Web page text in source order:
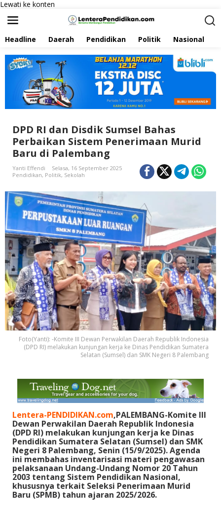
Lewati ke konten
Headline Daerah Pendidikan Politik Nasional
DPD RI dan Disdik Sumsel Bahas
Perbaikan Sistem Penerimaan Murid
Baru di Palembang
Yanti Effendi
Selasa, 16 September 2025
Pendidikan, Politik, Sekolah
Foto(Yanti): -Komite III Dewan Perwakilan Daerah Republik Indonesia
(DPD RI) melakukan kunjungan kerja ke Dinas Pendidikan Sumatera
Selatan (Sumsel) dan SMK Negeri 8 Palembang
Lentera-PENDIDIKAN.com,PALEMBANG-Komite III
Dewan Perwakilan Daerah Republik Indonesia
(DPD RI) melakukan kunjungan kerja ke Dinas
Pendidikan Sumatera Selatan (Sumsel) dan SMK
Negeri 8 Palembang, Senin (15/9/2025). Agenda
ini membahas inventarisasi materi pengawasan
pelaksanaan Undang-Undang Nomor 20 Tahun
2003 tentang Sistem Pendidikan Nasional,
khususnya terkait Seleksi Penerimaan Murid
Baru (SPMB) tahun ajaran 2025/2026.